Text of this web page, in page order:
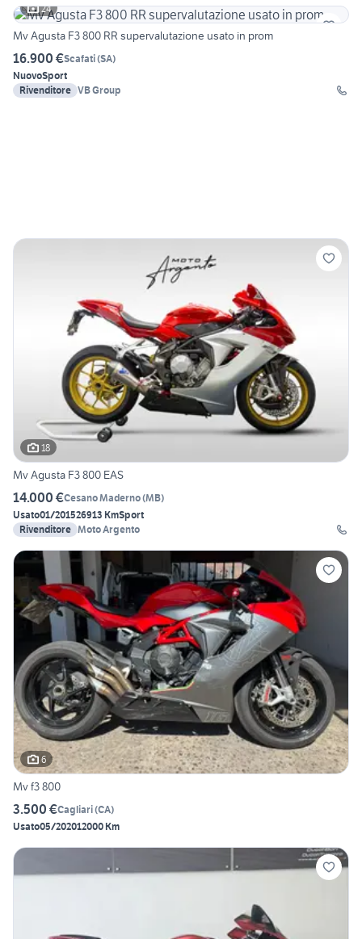
24
Mv Agusta F3 800 RR supervalutazione usato in prom
16.900 €Scafati(SA)
NuovoSport
Rivenditore VB Group
18
Mv Agusta F3 800 EAS
14.000 €Cesano Maderno(MB)
Usato01/201526913 KmSport
Rivenditore Moto Argento
6
Mv f3 800
3.500 €Cagliari(CA)
Usato05/202012000 Km